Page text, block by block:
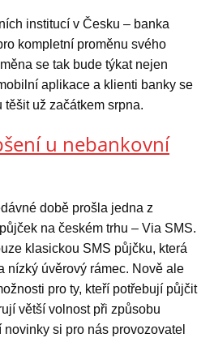
institucí v Česku – banka
kompletní proměnu svého
se tak bude týkat nejen
aplikace a klienti banky se
už začátkem srpna.
u nebankovní
době prošla jedna z
na českém trhu – Via SMS.
klasickou SMS půjčku, která
nízký úvěrový rámec. Nově ale
pro ty, kteří potřebují půjčit
větší volnost při způsobu
si pro nás provozovatel